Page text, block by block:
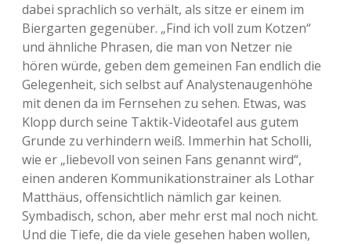
dabei sprachlich so verhält, als sitze er einem im
Biergarten gegenüber. „Find ich voll zum Kotzen“
und ähnliche Phrasen, die man von Netzer nie
hören würde, geben dem gemeinen Fan endlich die
Gelegenheit, sich selbst auf Analystenaugenhöhe
mit denen da im Fernsehen zu sehen. Etwas, was
Klopp durch seine Taktik-Videotafel aus gutem
Grunde zu verhindern weiß. Immerhin hat Scholli,
wie er „liebevoll von seinen Fans genannt wird“,
einen anderen Kommunikationstrainer als Lothar
Matthäus, offensichtlich nämlich gar keinen.
Symbadisch, schon, aber mehr erst mal noch nicht.
Und die Tiefe, die da viele gesehen haben wollen,